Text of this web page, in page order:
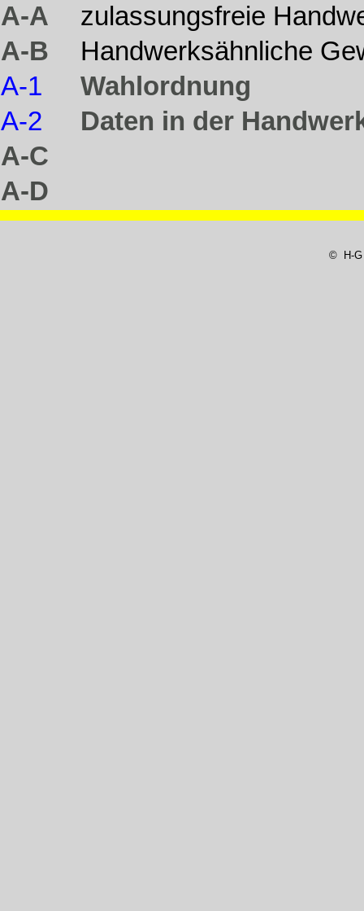
A-A
A-B
A-1
A-2
A-C
A-D
zulassungsfreie
Handwerksähnliche
Wahlordnung
Daten in der
© H-G